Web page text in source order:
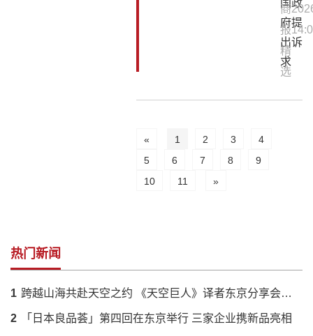
国政
府提
出诉
求
商
报
精
选
« 1 2 3
4
5
6 7 8
9
10
11 »
热门新闻
1 跨越山海共赴天空之约 《天空巨人》译者东京分享会落幕 解码蔡国强火药艺术与中日文化羁绊
2 「日本良品荟」第四回在东京举行 三家企业携新品亮相